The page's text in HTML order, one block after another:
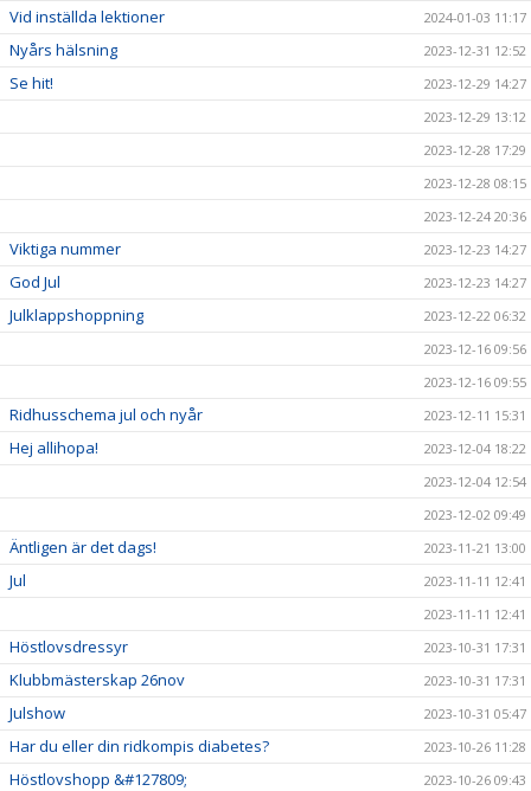
Vid inställda lektioner 2024-01-03 11:17
Nyårs hälsning 2023-12-31 12:52
Se hit!
2023-12-29 14:27
2023-12-29 13:12
2023-12-28 17:29
2023-12-28 08:15
2023-12-24 20:36
Viktiga nummer 2023-12-23 14:27
God Jul 2023-12-23 14:27
Julklappshoppning
2023-12-22 06:32
2023-12-16 09:56
2023-12-16 09:55
Ridhusschema jul och nyår 2023-12-11 15:31
Hej allihopa!
2023-12-04 18:22
2023-12-04 12:54
2023-12-02 09:49
Äntligen är det dags! 2023-11-21 13:00
Jul
2023-11-11 12:41
2023-11-11 12:41
Höstlovsdressyr 2023-10-31 17:31
Klubbmästerskap 26nov 2023-10-31 17:31
Julshow 2023-10-31 05:47
Har du eller din ridkompis diabetes? 2023-10-26 11:28
Höstlovshopp &#127809; 2023-10-26 09:43